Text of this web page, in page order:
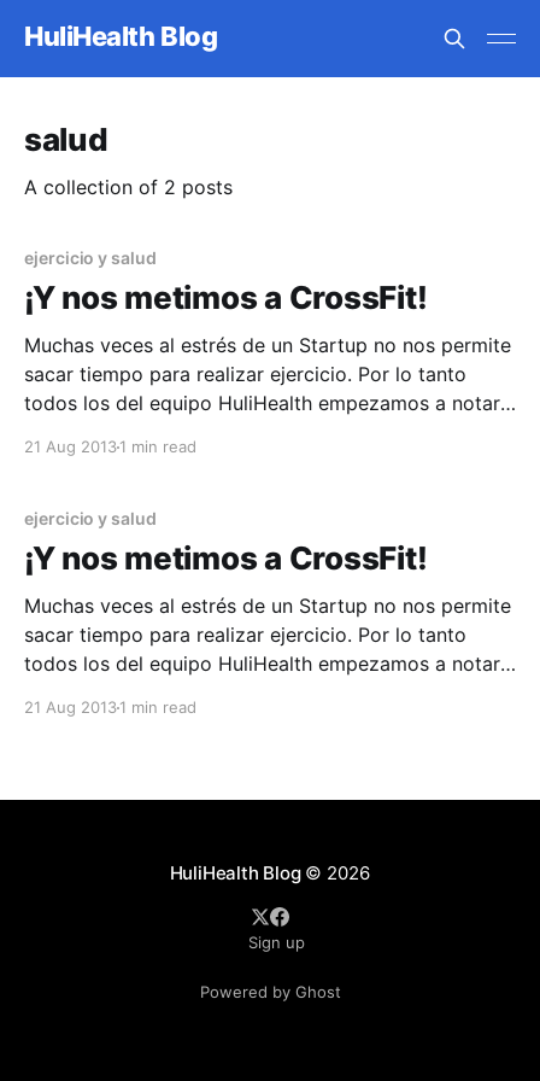
HuliHealth Blog
salud
A collection of 2 posts
ejercicio y salud
¡Y nos metimos a CrossFit!
Muchas veces al estrés de un Startup no nos permite
sacar tiempo para realizar ejercicio. Por lo tanto
todos los del equipo HuliHealth empezamos a notar
los deliciosos postres de Keyla y los snacks a veces
21 Aug 20131 min read
ejercicio y salud
¡Y nos metimos a CrossFit!
Muchas veces al estrés de un Startup no nos permite
sacar tiempo para realizar ejercicio. Por lo tanto
todos los del equipo HuliHealth empezamos a notar
los deliciosos postres de Keyla y los snacks a veces
21 Aug 20131 min read
HuliHealth Blog© 2026
Sign up
Powered by Ghost